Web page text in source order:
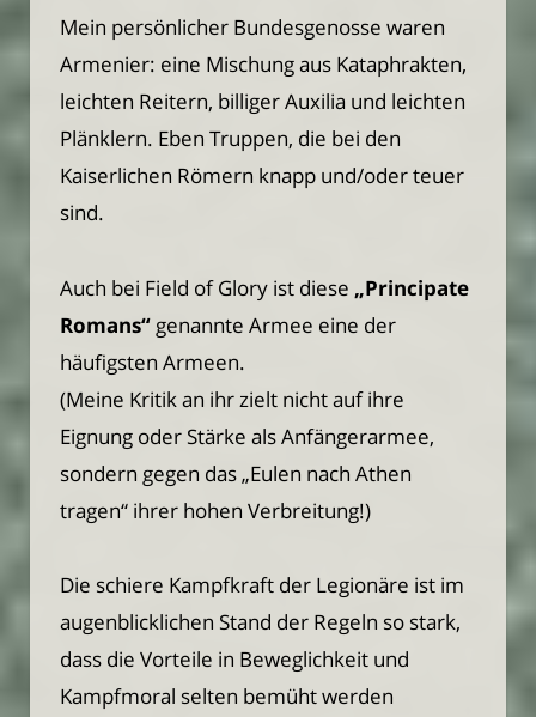
Mein persönlicher Bundesgenosse waren
Armenier: eine Mischung aus Kataphrakten,
leichten Reitern, billiger Auxilia und leichten
Plänklern. Eben Truppen, die bei den
Kaiserlichen Römern knapp und/oder teuer
sind.
Auch bei Field of Glory ist diese „Principate
Romans“ genannte Armee eine der
häufigsten Armeen.
(Meine Kritik an ihr zielt nicht auf ihre
Eignung oder Stärke als Anfängerarmee,
sondern gegen das „Eulen nach Athen
tragen“ ihrer hohen Verbreitung!)
Die schiere Kampfkraft der Legionäre ist im
augenblicklichen Stand der Regeln so stark,
dass die Vorteile in Beweglichkeit und
Kampfmoral selten bemüht werden